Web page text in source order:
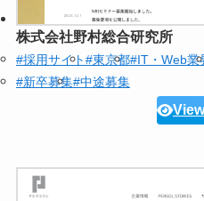
株式会社野村総合研究所
#採用サイト#東京都#IT・Web業
#新卒募集#中途募集